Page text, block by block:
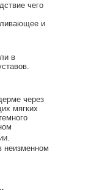
чего
и
в
через
мягких
неизменном